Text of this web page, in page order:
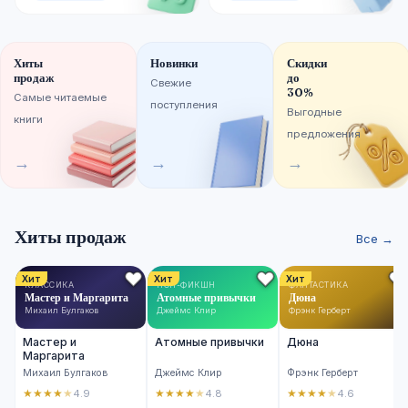
Хиты
продаж
Самые читаемые
книги
→
Новинки
Свежие
поступления
→
Скидки
до
30%
Выгодные
предложения
→
Хиты продаж Все →
Хит
КЛАССИКА
Мастер и Маргарита
Михаил Булгаков
Мастер и
Маргарита
Михаил Булгаков
★★★★★4.9
Хит
НОН-ФИКШН
Атомные привычки
Джеймс Клир
Атомные привычки
Джеймс Клир
★★★★★4.8
Хит
ФАНТАСТИКА
Дюна
Фрэнк Герберт
Дюна
Фрэнк Герберт
★★★★★4.6